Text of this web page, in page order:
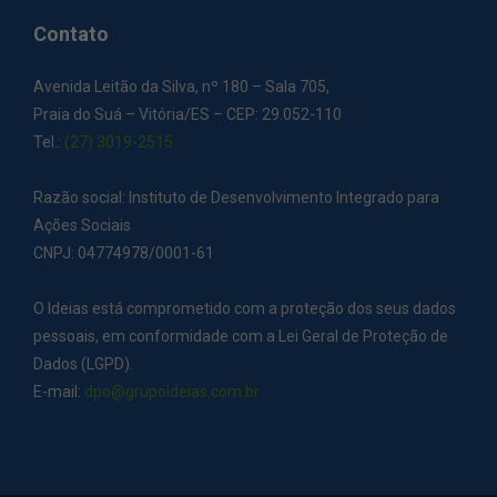
Contato
Avenida Leitão da Silva, nº 180 – Sala 705,
Praia do Suá – Vitória/ES – CEP: 29.052-110
Tel.: (27) 3019-2515
Razão social: Instituto de Desenvolvimento Integrado para
Ações Sociais
CNPJ: 04774978/0001-61
O Ideias está comprometido com a proteção dos seus dados
pessoais, em conformidade com a Lei Geral de Proteção de
Dados (LGPD).
E-mail: dpo@grupoideias.com.br